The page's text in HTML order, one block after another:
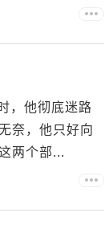
，他彻底迷路
奈，他只好向
两个部...